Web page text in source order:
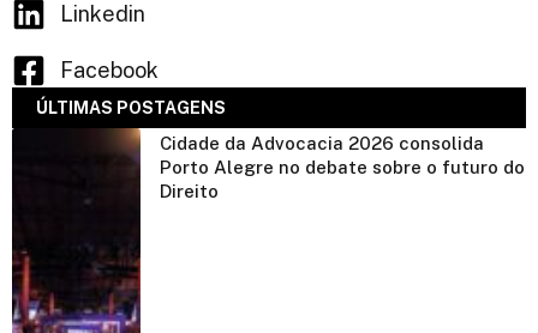
Linkedin
Facebook
ÚLTIMAS POSTAGENS
Cidade da Advocacia 2026 consolida
Porto Alegre no debate sobre o futuro do
Direito